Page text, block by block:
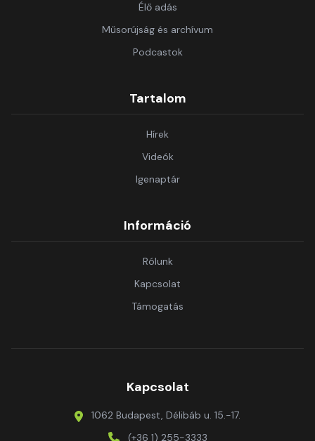
Élő adás
Műsorújság és archívum
Podcastok
Tartalom
Hírek
Videók
Igenaptár
Információ
Rólunk
Kapcsolat
Támogatás
Kapcsolat
1062 Budapest, Délibáb u. 15.-17.
(+36 1) 255-3333